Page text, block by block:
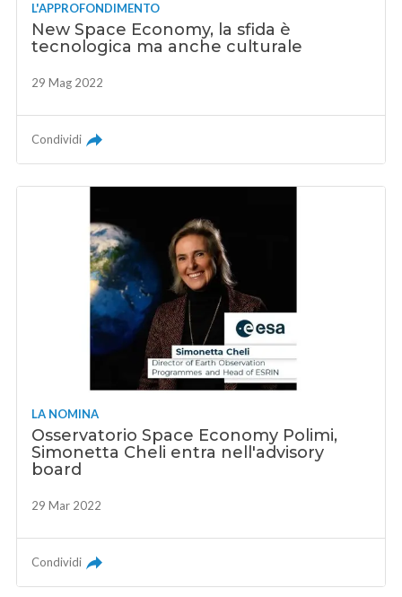
L'APPROFONDIMENTO
New Space Economy, la sfida è
tecnologica ma anche culturale
29 Mag 2022
Condividi
LA NOMINA
Osservatorio Space Economy Polimi,
Simonetta Cheli entra nell'advisory
board
29 Mar 2022
Condividi